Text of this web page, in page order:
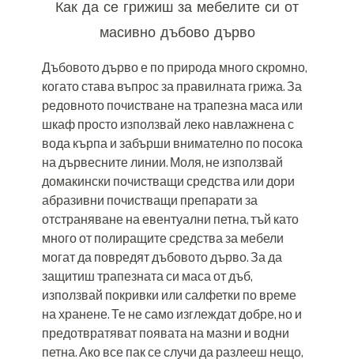
Как да се грижиш за мебелите си от
масивно дъбово дърво
Дъбовото дърво е по природа много скромно,
когато става въпрос за правилната грижа. За
редовното почистване на трапезна маса или
шкаф просто използвай леко навлажнена с
вода кърпа и забърши внимателно по посока
на дървесните линии. Моля, не използвай
домакински почистващи средства или дори
абразивни почистващи препарати за
отстраняване на евентуални петна, тъй като
много от полиращите средства за мебели
могат да повредят дъбовото дърво. За да
защитиш трапезната си маса от дъб,
използвай покривки или салфетки по време
на хранене. Те не само изглеждат добре, но и
предотвратяват появата на мазни и водни
петна. Ако все пак се случи да разлееш нещо,